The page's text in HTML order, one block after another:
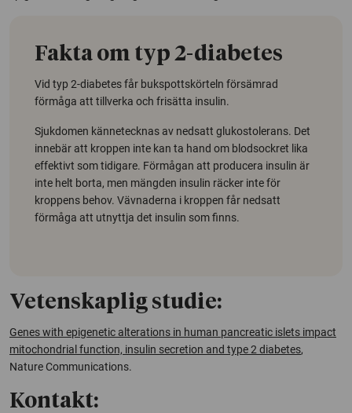
Fakta om typ 2-diabetes
Vid typ 2-diabetes får bukspottskörteln försämrad
förmåga att tillverka och frisätta insulin.
Sjukdomen kännetecknas av nedsatt glukostolerans. Det
innebär att kroppen inte kan ta hand om blodsockret lika
effektivt som tidigare. Förmågan att producera insulin är
inte helt borta, men mängden insulin räcker inte för
kroppens behov. Vävnaderna i kroppen får nedsatt
förmåga att utnyttja det insulin som finns.
Vetenskaplig studie:
Genes with epigenetic alterations in human pancreatic islets impact
mitochondrial function, insulin secretion and type 2 diabetes,
Nature Communications.
Kontakt: